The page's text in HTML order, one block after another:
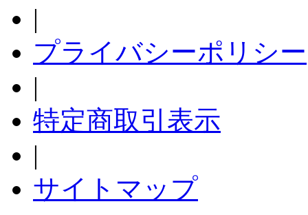
|
プライバシーポリシー
|
特定商取引表示
|
サイトマップ